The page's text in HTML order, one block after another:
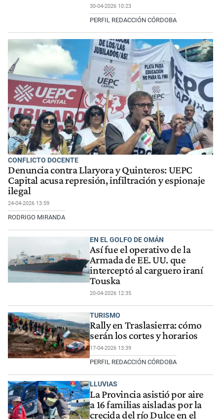
30-04-2026 10:23
PERFIL REDACCIÓN CÓRDOBA
CONFLICTO DOCENTE
Denuncia contra Llaryora y Quinteros: UEPC
Capital acusa represión, infiltración y espionaje
ilegal
24-04-2026 13:59
RODRIGO MIRANDA
EN EL GOLFO DE OMÁN
Así fue el operativo de la
Armada de EE. UU. que
interceptó al carguero iraní
Touska
20-04-2026 12:35
TURISMO
Rally en Traslasierra: cómo
serán los cortes y horarios
17-04-2026 13:39
PERFIL REDACCIÓN CÓRDOBA
LLUVIAS
La Provincia asistió por aire
a 16 familias aisladas por la
crecida del río Dulce en el